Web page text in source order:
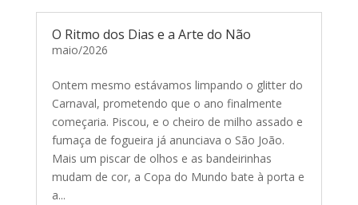
O Ritmo dos Dias e a Arte do Não
maio/2026
Ontem mesmo estávamos limpando o glitter do
Carnaval, prometendo que o ano finalmente
começaria. Piscou, e o cheiro de milho assado e
fumaça de fogueira já anunciava o São João.
Mais um piscar de olhos e as bandeirinhas
mudam de cor, a Copa do Mundo bate à porta e
a...